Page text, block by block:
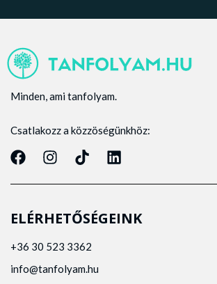
Minden, ami tanfolyam.
Csatlakozz a közzöségünkhöz:
ELÉRHETŐSÉGEINK
+36 30 523 3362
info@tanfolyam.hu